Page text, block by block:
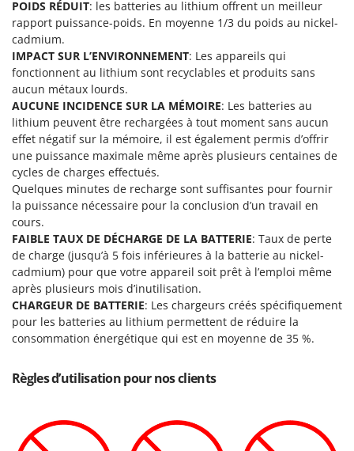
POIDS RÉDUIT: les batteries au lithium offrent un meilleur
rapport puissance-poids. En moyenne 1/3 du poids au nickel-
cadmium.
IMPACT SUR L’ENVIRONNEMENT: Les appareils qui
fonctionnent au lithium sont recyclables et produits sans
aucun métaux lourds.
AUCUNE INCIDENCE SUR LA MÉMOIRE: Les batteries au
lithium peuvent être rechargées à tout moment sans aucun
effet négatif sur la mémoire, il est également permis d’offrir
une puissance maximale même après plusieurs centaines de
cycles de charges effectués.
Quelques minutes de recharge sont suffisantes pour fournir
la puissance nécessaire pour la conclusion d’un travail en
cours.
FAIBLE TAUX DE DÉCHARGE DE LA BATTERIE: Taux de perte
de charge (jusqu’à 5 fois inférieures à la batterie au nickel-
cadmium) pour que votre appareil soit prêt à l’emploi même
après plusieurs mois d’inutilisation.
CHARGEUR DE BATTERIE: Les chargeurs créés spécifiquement
pour les batteries au lithium permettent de réduire la
consommation énergétique qui est en moyenne de 35 %.
Règles d’utilisation pour nos clients